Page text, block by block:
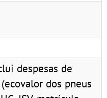
despesas de
dos pneus